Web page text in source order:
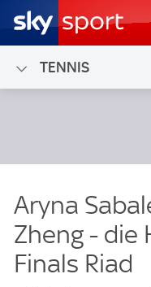
TENNIS
Aryna
Zheng - die
Finals Riad